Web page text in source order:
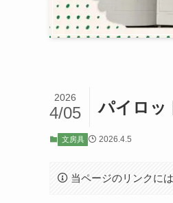
パイロッ
2026
4/05
文房具 2026.4.5
当ページのリンクに